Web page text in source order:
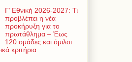
Γ’ Εθνική 2026-2027: Τι
προβλέπει η νέα
προκήρυξη για το
πρωτάθλημα – Έως
120 ομάδες και όμιλοι
κριτήρια